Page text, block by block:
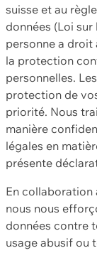
suisse et au
données (Loi
personne a droit
la protection
personnelles.
protection de
priorité. Nous
manière
légales en
présente
En collaboration
nous nous
données contre
usage abusif ou